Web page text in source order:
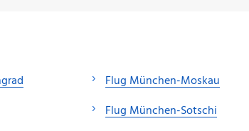
Flug München-Moskau
Flug München-Sotschi